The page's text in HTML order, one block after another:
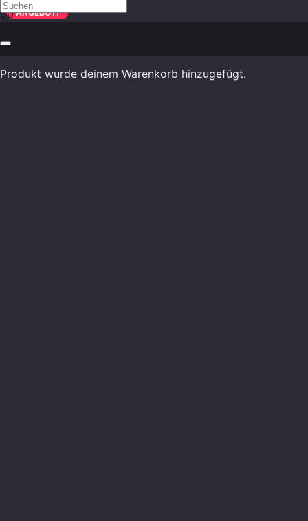
Produkt wurde deinem Warenkorb hinzugefügt.
ANGEBOT!
ANGEBOT!